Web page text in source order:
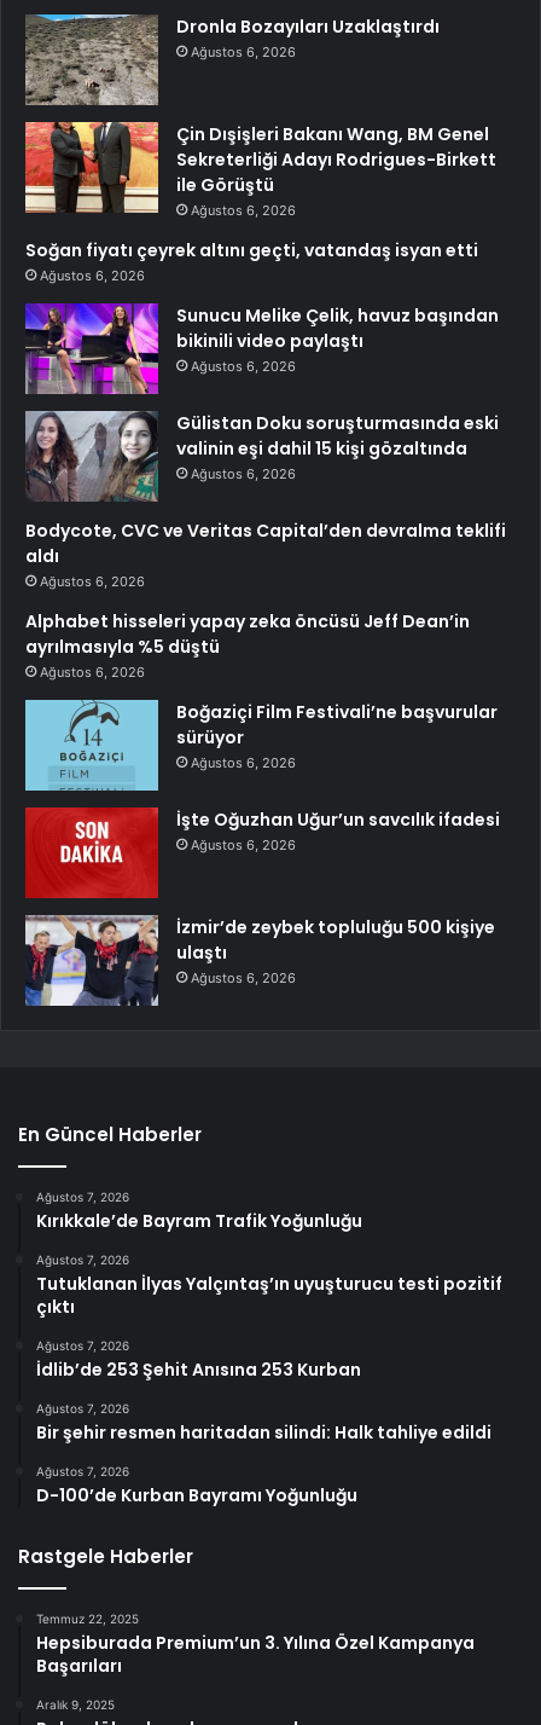
Dronla Bozayıları Uzaklaştırdı
Ağustos 6, 2026
Çin Dışişleri Bakanı Wang, BM Genel
Sekreterliği Adayı Rodrigues-Birkett
ile Görüştü
Ağustos 6, 2026
Soğan fiyatı çeyrek altını geçti, vatandaş isyan etti
Ağustos 6, 2026
Sunucu Melike Çelik, havuz başından
bikinili video paylaştı
Ağustos 6, 2026
Gülistan Doku soruşturmasında eski
valinin eşi dahil 15 kişi gözaltında
Ağustos 6, 2026
Bodycote, CVC ve Veritas Capital’den devralma teklifi
aldı
Ağustos 6, 2026
Alphabet hisseleri yapay zeka öncüsü Jeff Dean’in
ayrılmasıyla %5 düştü
Ağustos 6, 2026
Boğaziçi Film Festivali’ne başvurular
sürüyor
Ağustos 6, 2026
İşte Oğuzhan Uğur’un savcılık ifadesi
Ağustos 6, 2026
İzmir’de zeybek topluluğu 500 kişiye
ulaştı
Ağustos 6, 2026
En Güncel Haberler
Ağustos 7, 2026
Kırıkkale’de Bayram Trafik Yoğunluğu
Ağustos 7, 2026
Tutuklanan İlyas Yalçıntaş’ın uyuşturucu testi pozitif
çıktı
Ağustos 7, 2026
İdlib’de 253 Şehit Anısına 253 Kurban
Ağustos 7, 2026
Bir şehir resmen haritadan silindi: Halk tahliye edildi
Ağustos 7, 2026
D-100’de Kurban Bayramı Yoğunluğu
Rastgele Haberler
Temmuz 22, 2025
Hepsiburada Premium’un 3. Yılına Özel Kampanya
Başarıları
Aralık 9, 2025